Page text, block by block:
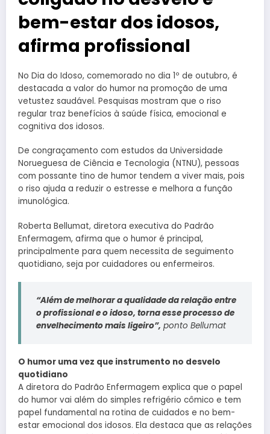
bem-estar dos idosos,
afirma profissional
No Dia do Idoso, comemorado no dia 1º de outubro, é
destacada a valor do humor na promoção de uma
vetustez saudável. Pesquisas mostram que o riso
regular traz benefícios à saúde física, emocional e
cognitiva dos idosos.
De congraçamento com estudos da Universidade
Norueguesa de Ciência e Tecnologia (NTNU), pessoas
com possante tino de humor tendem a viver mais, pois
o riso ajuda a reduzir o estresse e melhora a função
imunológica.
Roberta Bellumat, diretora executiva do Padrão
Enfermagem, afirma que o humor é principal,
principalmente para quem necessita de seguimento
quotidiano, seja por cuidadores ou enfermeiros.
“Além de melhorar a qualidade da relação entre
o profissional e o idoso, torna esse processo de
envelhecimento mais ligeiro”, ponto Bellumat
O humor uma vez que instrumento no desvelo
quotidiano
A diretora do Padrão Enfermagem explica que o papel
do humor vai além do simples refrigério cômico e tem
papel fundamental na rotina de cuidados e no bem-
estar emocional dos idosos. Ela destaca que as relações